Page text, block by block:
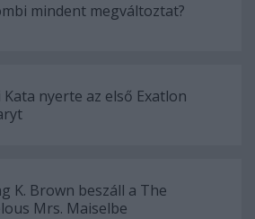
mindent megváltoztat?
Kata nyerte az első Exatlon
K. Brown beszáll a The
Mrs. Maiselbe